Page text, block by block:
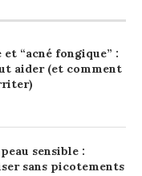
“acné fongique” :
aider (et comment
sensible :
sans picotements